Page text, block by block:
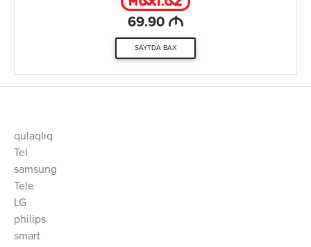
69.90 M
SAYTDA BAX
qulaqlıq
Tel
samsung
Tele
LG
philips
smart